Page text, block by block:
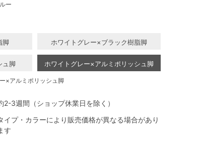
イプ・カラーにより販売価格が異なる場合があり
す
2-3週間（ショップ休業日を除く）
ー
脚 ホワイトグレー×ブラック樹脂脚
ュ脚 ホワイトグレー×アルミポリッシュ脚
×アルミポリッシュ脚